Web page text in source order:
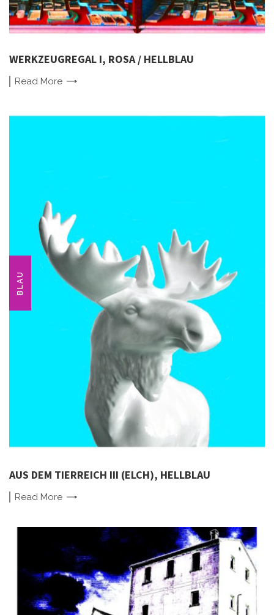
WERKZEUGREGAL I, ROSA / HELLBLAU
Read More
BLAU
AUS DEM TIERREICH III (ELCH), HELLBLAU
Read More